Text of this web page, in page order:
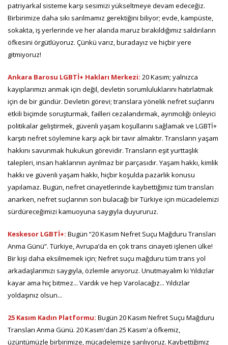
patriyarkal sisteme karşı sesimizi yükseltmeye devam edeceğiz.
Birbirimize daha sıkı sarılmamız gerektiğini biliyor; evde, kampüste,
sokakta, iş yerlerinde ve her alanda maruz bırakıldığımız saldırıların
öfkesini örgütlüyoruz. Çünkü varız, buradayız ve hiçbir yere
gitmiyoruz!
Ankara Barosu LGBTİ+ Hakları Merkezi: 20 Kasım; yalnızca
kayıplarımızı anmak için değil, devletin sorumluluklarını hatırlatmak
için de bir gündür. Devletin görevi; translara yönelik nefret suçlarını
etkili biçimde soruşturmak, failleri cezalandırmak, ayrımcılığı önleyici
politikalar geliştirmek, güvenli yaşam koşullarını sağlamak ve LGBTİ+
karşıtı nefret söylemine karşı açık bir tavır almaktır. Transların yaşam
hakkını savunmak hukukun görevidir. Transların eşit yurttaşlık
talepleri, insan haklarının ayrılmaz bir parçasıdır. Yaşam hakkı, kimlik
hakkı ve güvenli yaşam hakkı, hiçbir koşulda pazarlık konusu
yapılamaz. Bugün, nefret cinayetlerinde kaybettiğimiz tüm transları
anarken, nefret suçlarının son bulacağı bir Türkiye için mücadelemizi
sürdüreceğimizi kamuoyuna saygıyla duyururuz.
Keskesor LGBTİ+: Bugün “20 Kasım Nefret Suçu Mağduru Transları
Anma Günü”. Türkiye, Avrupa’da en çok trans cinayeti işlenen ülke!
Bir kişi daha eksilmemek için; Nefret suçu mağduru tüm trans yol
arkadaşlarımızı saygıyla, özlemle anıyoruz. Unutmayalım ki Yıldızlar
kayar ama hiç bitmez... Vardık ve hep Varolacağız... Yıldızlar
yoldaşınız olsun...
25 Kasım Kadın Platformu: Bugün 20 Kasım Nefret Suçu Mağduru
Transları Anma Günü. 20 Kasım'dan 25 Kasım'a öfkemiz,
üzüntümüzle birbirimize, mücadelemize sarılıyoruz. Kaybettiğimiz